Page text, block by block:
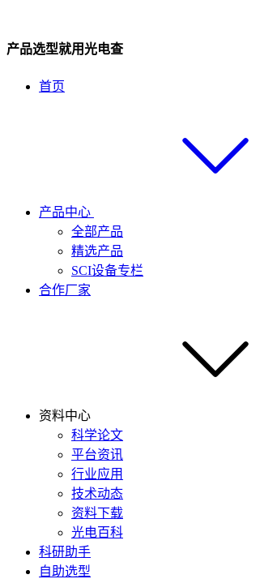
产品选型就用光电查
首页
产品中心
全部产品
精选产品
SCI设备专栏
合作厂家
资料中心
科学论文
平台资讯
行业应用
技术动态
资料下载
光电百科
科研助手
自助选型